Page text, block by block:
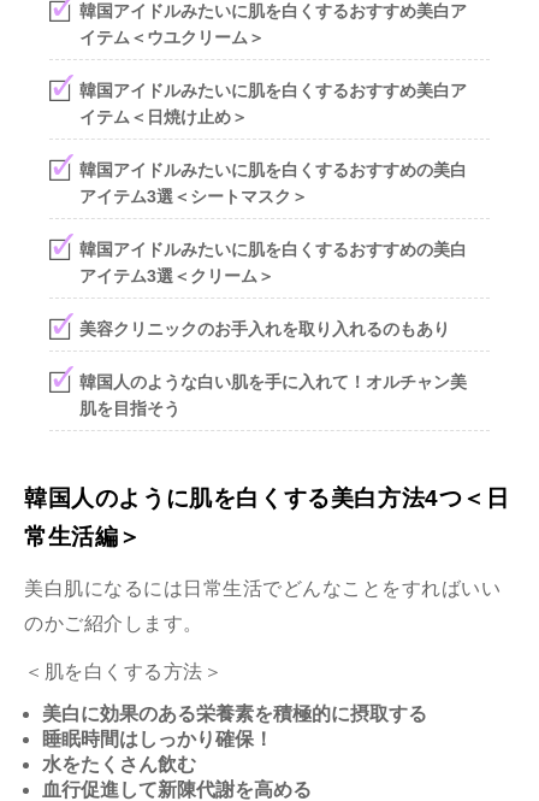
韓国アイドルみたいに肌を白くするおすすめ美白ア
イテム＜ウユクリーム＞
韓国アイドルみたいに肌を白くするおすすめ美白ア
イテム＜日焼け止め＞
韓国アイドルみたいに肌を白くするおすすめの美白
アイテム3選＜シートマスク＞
韓国アイドルみたいに肌を白くするおすすめの美白
アイテム3選＜クリーム＞
美容クリニックのお手入れを取り入れるのもあり
韓国人のような白い肌を手に入れて！オルチャン美
肌を目指そう
韓国人のように肌を白くする美白方法4つ＜日
常生活編＞
美白肌になるには日常生活でどんなことをすればいい
のかご紹介します。
＜肌を白くする方法＞
美白に効果のある栄養素を積極的に摂取する
睡眠時間はしっかり確保！
水をたくさん飲む
血行促進して新陳代謝を高める